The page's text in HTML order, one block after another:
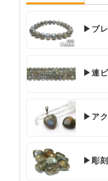
▶ブレ
▶連
▶ア
▶彫